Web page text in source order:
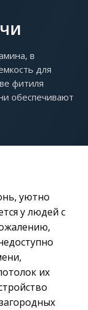
в
для
фитиля
обеспечивают
уютно
у людей с
их